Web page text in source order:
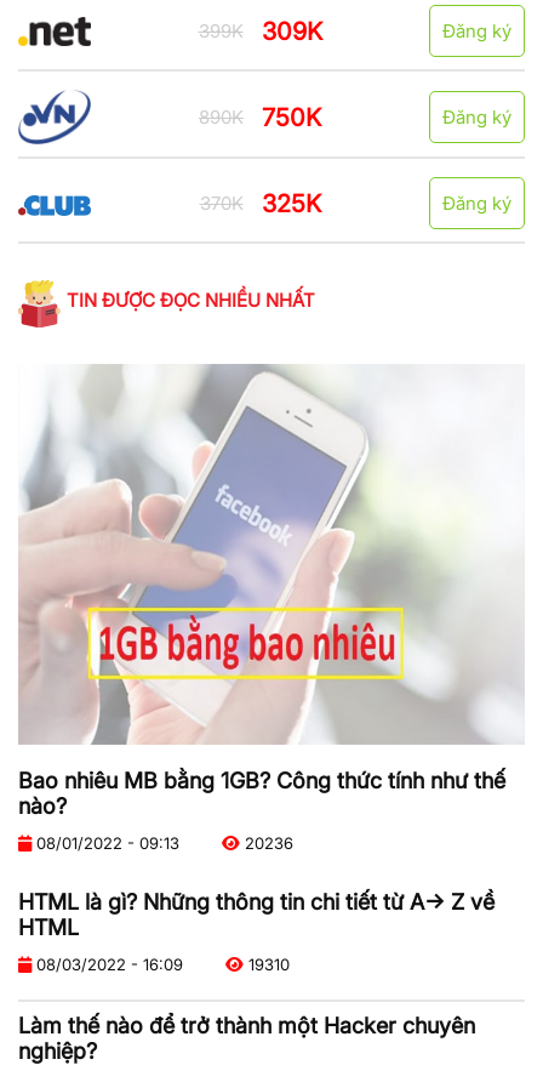
399K 309K Đăng ký
890K 750K Đăng ký
370K 325K Đăng ký
TIN ĐƯỢC ĐỌC NHIỀU NHẤT
Bao nhiêu MB bằng 1GB? Công thức tính như thế
nào?
08/01/2022 - 09:13 20236
HTML là gì? Những thông tin chi tiết từ A-> Z về
HTML
08/03/2022 - 16:09 19310
Làm thế nào để trở thành một Hacker chuyên
nghiệp?